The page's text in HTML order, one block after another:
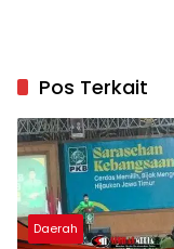
Pos Terkait
Daerah